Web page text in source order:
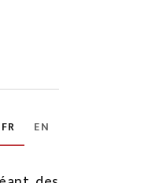
FR EN